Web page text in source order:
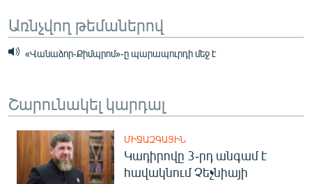
Առնչվող թեմաներով
«Վանաձոր-Քիմպրոմ»-ը պարապուրդի մեջ է
Շարունակել կարդալ
ՄԻՋԱԶԳԱՅԻՆ
Կադիրովը 3-րդ անգամ է
հավակնում Չեչնիայի